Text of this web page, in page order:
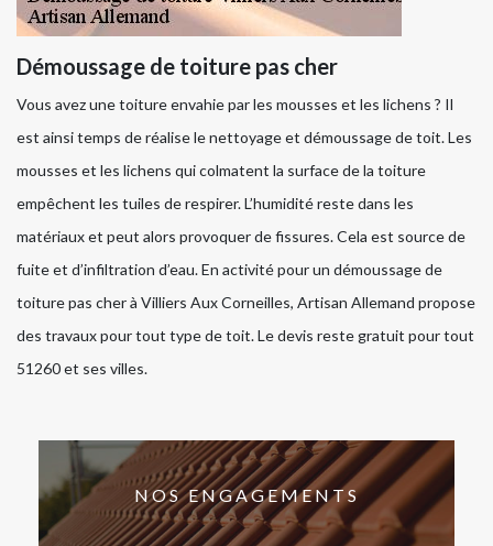
Démoussage de toiture pas cher
Vous avez une toiture envahie par les mousses et les lichens ? Il
est ainsi temps de réalise le nettoyage et démoussage de toit. Les
mousses et les lichens qui colmatent la surface de la toiture
empêchent les tuiles de respirer. L’humidité reste dans les
matériaux et peut alors provoquer de fissures. Cela est source de
fuite et d’infiltration d’eau. En activité pour un démoussage de
toiture pas cher à Villiers Aux Corneilles, Artisan Allemand propose
des travaux pour tout type de toit. Le devis reste gratuit pour tout
51260 et ses villes.
NOS ENGAGEMENTS